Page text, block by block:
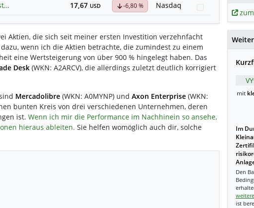
17,67 USD -6,80 % Nasdaq
Aktien, die sich seit meiner ersten Investition verzehnfacht
wenn ich die Aktien betrachte, die zumindest zu einem
eine Wertsteigerung von über 900 % hingelegt haben. Das
Desk (WKN: A2ARCV), die allerdings zuletzt deutlich korrigiert
Mercadolibre (WKN: A0MYNP) und Axon Enterprise (WKN:
bunten Kreis von drei verschiedenen Unternehmen, deren
ist. Wenn ich mir die Performance im Nachhinein so ansehe,
hieraus ableiten. Sie helfen womöglich auch dir, solche
mit
Im
Den
ist